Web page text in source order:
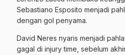
Sebastiano Esposito menjadi
dengan gol penyama.
David Neres nyaris menjadi
gagal di injury time, sebelum